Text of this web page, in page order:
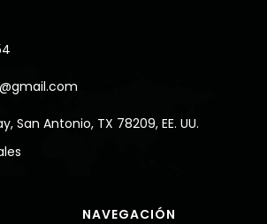
San Antonio, TX 78209, EE. UU.
NAVEGACIÓN